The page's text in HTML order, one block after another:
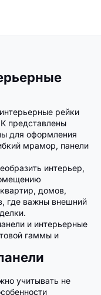
рейки
представлены
для оформления
мрамор, панели
интерьер,
домов,
где важны внешний
и интерьерные
гаммы и
учитывать не